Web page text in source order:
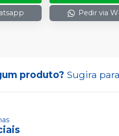
Pedir via
produto? Sugira